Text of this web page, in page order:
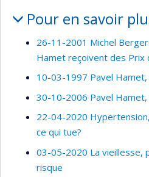
Pour en savoir
26-11-2001 Michel
Hamet reçoivent des Prix
10-03-1997 Pavel
30-10-2006 Pavel Hamet,
22-04-2020
ce qui tue?
03-05-2020 La vieillesse,
risque